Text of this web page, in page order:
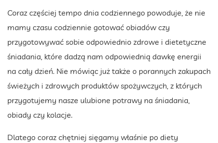
Coraz częściej tempo dnia codziennego powoduje, że nie
mamy czasu codziennie gotować obiadów czy
przygotowywać sobie odpowiednio zdrowe i dietetyczne
śniadania, które dadzą nam odpowiednią dawkę energii
na cały dzień. Nie mówiąc już także o porannych zakupach
świeżych i zdrowych produktów spożywczych, z których
przygotujemy nasze ulubione potrawy na śniadania,
obiady czy kolacje.
Dlatego coraz chętniej sięgamy właśnie po diety